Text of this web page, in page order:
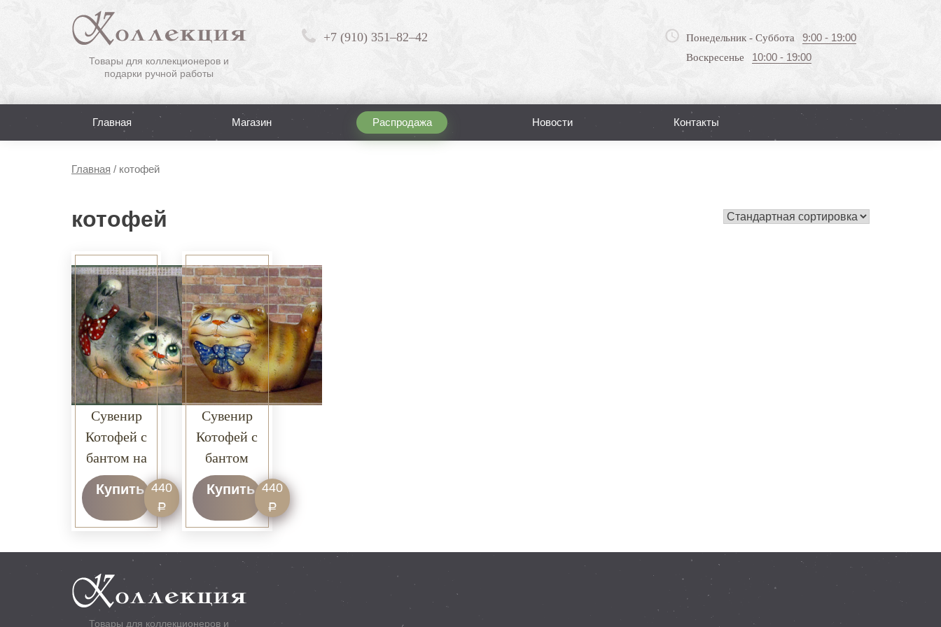
Товары для коллекционеров и
подарки ручной работы
+7 (910) 351–82–42 Понедельник - Суббота 9:00 - 19:00
Воскресенье 10:00 - 19:00
Главная Магазин Распродажа Новости Контакты
Главная / котофей
котофей
Сувенир
Котофей с
бантом на
хвостике
Купить 440
Р
Сувенир
Котофей с
бантом
Купить 440
Р
Товары для коллекционеров и